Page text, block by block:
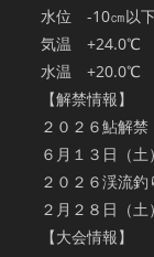
水位 -10㎝以
気温 +24.0℃
水温 +20.0℃
【解禁情報】
２０２６鮎解禁
６月１３日（土）
２０２６渓流釣
２月２８日（土）
【大会情報】